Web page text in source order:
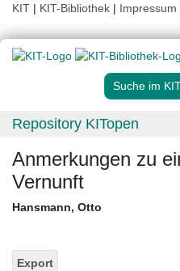
KIT | KIT-Bibliothek | Impressum
Suche im
Repository KITopen
Anmerkungen zu
Vernunft
Hansmann, Otto
Export